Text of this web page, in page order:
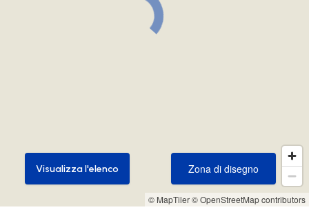
© MapTiler© OpenStreetMap contributors
Zona di disegno
Zona di disegno
Visualizza l'elenco
Visualizza l'elenco